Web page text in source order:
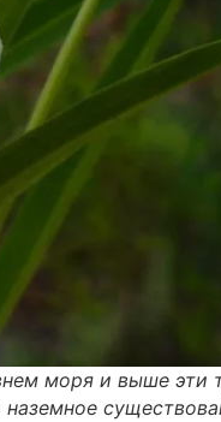
моря и выше эти